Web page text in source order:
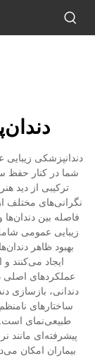
دندانپزشکی
شما در کنار حفظ
ترکیبی از دید
نگرانی‌های مختلف
فاصله بین
زیبایی عمومی
بهبود ظاهر
ایجاد می‌کنند
عملکردهای اصلی
دندانی، بازسازی
ساختارهای
طبیعی‌نمای است.
پیشرفته‌ای مانند
بیماران امکان